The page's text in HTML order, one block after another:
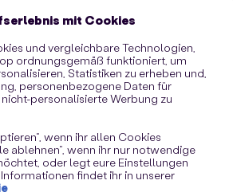
information).
mit Cookies
und vergleichbare Technologien,
ordnungsgemäß funktioniert, um
Statistiken zu erheben und,
personenbezogene Daten für
personalisierte Werbung zu
wenn ihr allen Cookies
ablehnen“, wenn ihr nur notwendige
oder legt eure Einstellungen
findet ihr in unserer